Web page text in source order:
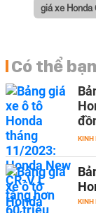
giá xe Honda
Có thể
KINH
KINH